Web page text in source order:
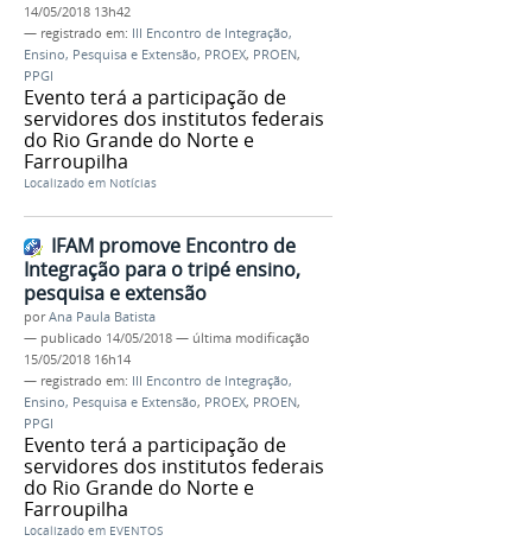
14/05/2018 13h42
— registrado em: III Encontro de Integração,
Ensino, Pesquisa e Extensão, PROEX, PROEN,
PPGI
Evento terá a participação de
servidores dos institutos federais
do Rio Grande do Norte e
Farroupilha
Localizado em Notícias
IFAM promove Encontro de
Integração para o tripé ensino,
pesquisa e extensão
porAna Paula Batista
— publicado 14/05/2018 — última modificação
15/05/2018 16h14
— registrado em: III Encontro de Integração,
Ensino, Pesquisa e Extensão, PROEX, PROEN,
PPGI
Evento terá a participação de
servidores dos institutos federais
do Rio Grande do Norte e
Farroupilha
Localizado em EVENTOS